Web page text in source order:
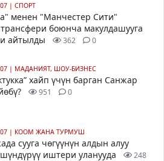
| СПОРТ
менен "Манчестер Сити"
боюнча макулдашууга
айтылды
362 0
| МАДАНИЯТ, ШОУ-БИЗНЕС
хайп үчүн барган Санжар
951 0
| КООМ ЖАНА ТУРМУШ
сууга чөгүүнүн алдын алуу
иштери уланууда
248